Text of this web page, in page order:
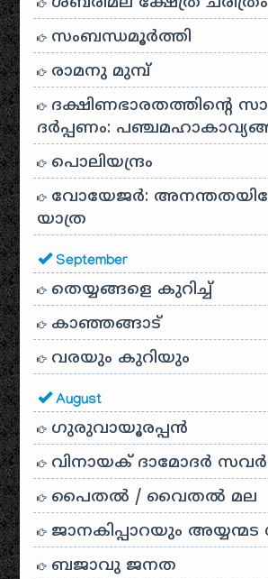
സംബന്ധമൂർത്തി
രാമനു മുമ്പ്
ദക്ഷിണഭാരതത്തിൻ്റെ
ദർപ്പണം:
പൊലിയന്ദ്രം
വോയേജർ:
യാത്ര
September
തെയ്യങ്ങളെ കുറിച്ച്
കാഞ്ഞങ്ങാട്
വരയും കുറിയും
August
ഗുരുവായൂരപ്പൻ
വിനായക് ദാമോദർ
പൈതൽ / വൈതൽ മല
ജാനകിപ്പാറയും
ബജാവു ജനത